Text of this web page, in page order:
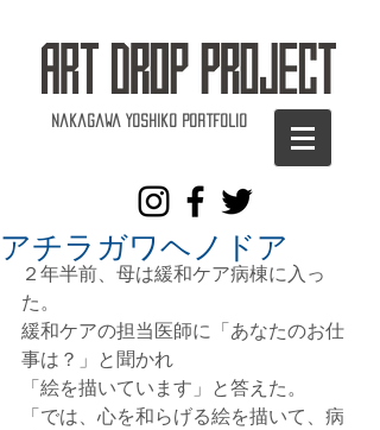
Nakagawa Yoshiko Portfolio
アチラガワヘノドア
２年半前、母は緩和ケア病棟に入っ
た。
緩和ケアの担当医師に「あなたのお仕
事は？」と聞かれ
「絵を描いています」と答えた。
「では、心を和らげる絵を描いて、病